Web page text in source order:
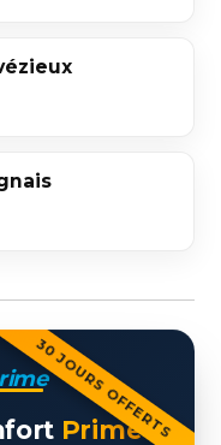
30 JOURS OFFERTS
Prime